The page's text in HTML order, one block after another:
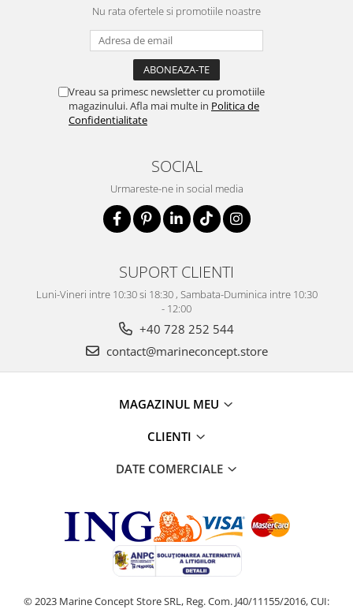
Nu rata ofertele si promotiile noastre
Vreau sa primesc newsletter cu promotiile
magazinului. Afla mai multe in Politica de
Confidentialitate
SOCIAL
Urmareste-ne in social media
SUPORT CLIENTI
Luni-Vineri intre 10:30 si 18:30 , Sambata-Duminica intre 10:30
- 12:00
+40 728 252 544
contact@marineconcept.store
MAGAZINUL MEU
CLIENTI
DATE COMERCIALE
© 2023 Marine Concept Store SRL, Reg. Com. J40/11155/2016, CUI: